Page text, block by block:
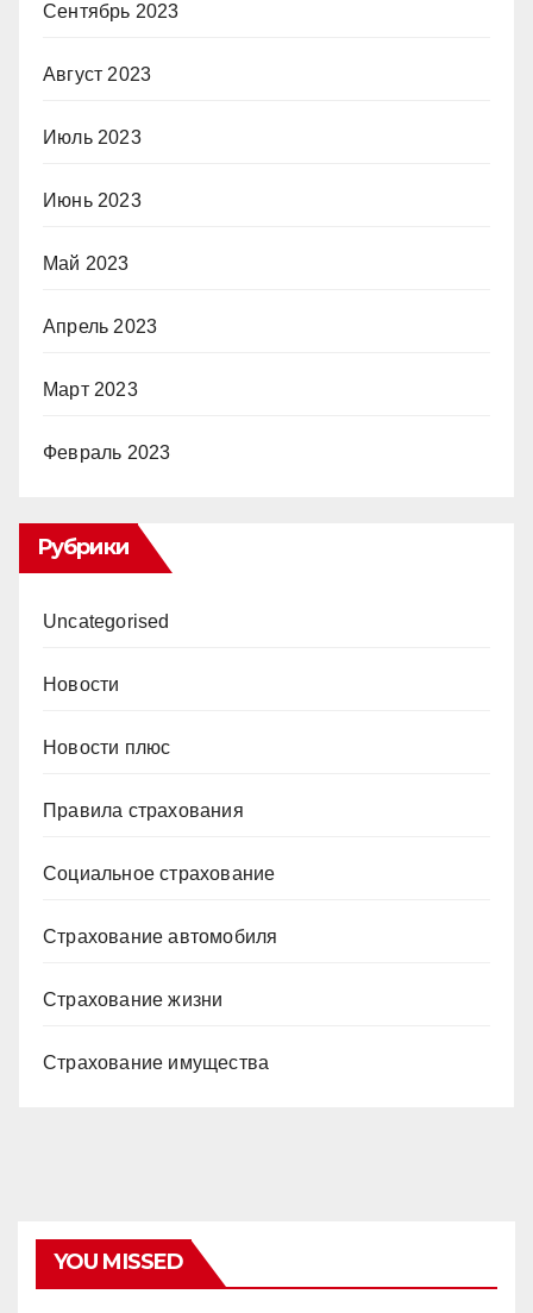
Сентябрь 2023
Август 2023
Июль 2023
Июнь 2023
Май 2023
Апрель 2023
Март 2023
Февраль 2023
Рубрики
Uncategorised
Новости
Новости плюс
Правила страхования
Социальное страхование
Страхование автомобиля
Страхование жизни
Страхование имущества
YOU MISSED